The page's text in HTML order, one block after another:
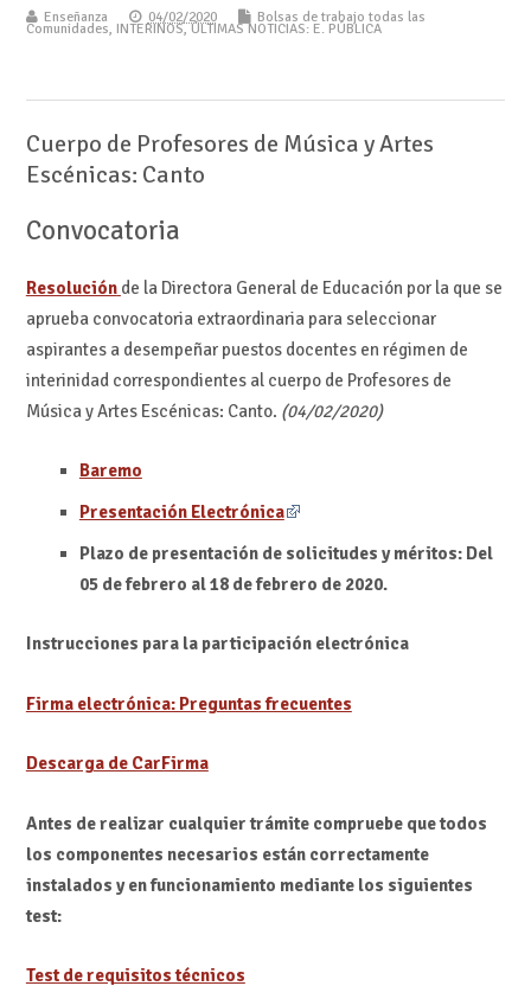
Enseñanza 04/02/2020 Bolsas de trabajo todas las
Comunidades, INTERINOS,ÚLTIMAS NOTICIAS: E. PÚBLICA
Cuerpo de Profesores de Música y Artes
Escénicas: Canto
Convocatoria
Resolución de la Directora General de Educación por la que se
aprueba convocatoria extraordinaria para seleccionar
aspirantes a desempeñar puestos docentes en régimen de
interinidad correspondientes al cuerpo de Profesores de
Música y Artes Escénicas: Canto. (04/02/2020)
Baremo
Presentación Electrónica
Plazo de presentación de solicitudes y méritos: Del
05 de febrero al 18 de febrero de 2020.
Instrucciones para la participación electrónica
Firma electrónica: Preguntas frecuentes
Descarga de CarFirma
Antes de realizar cualquier trámite compruebe que todos
los componentes necesarios están correctamente
instalados y en funcionamiento mediante los siguientes
test:
Test de requisitos técnicos